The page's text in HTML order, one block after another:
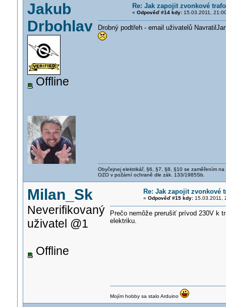
Jakub
Drbohlav
Offline
Re: Jak zapojit zvonkové
« Odpověď #14 kdy:15.03.2011,
Drobný podtřeh - email uživatelů
Obyčejnej elektrikář, §6, §7, §8, §10 se zaměřením
OZO v požární ochraně dle zák. 133/1985Sb.
Milan_Sk
Neverifikovaný
uživatel @1
Offline
Re: Jak zapojit zvonkové
« Odpověď #15 kdy:15.03.2011,
Prečo nemôže prerušiť prívod 230V k
elektriku.
Mojím hobby sa stalo Arduino